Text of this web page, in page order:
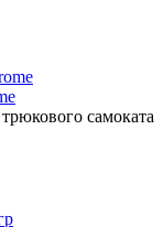
самоката